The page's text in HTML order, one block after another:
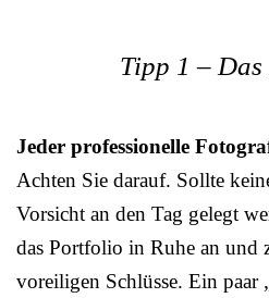
Tipp 1 –
Jeder professionelle
Achten Sie darauf. Sollte
Vorsicht an den Tag gelegt
das Portfolio in Ruhe an und
voreiligen Schlüsse. Ein paar